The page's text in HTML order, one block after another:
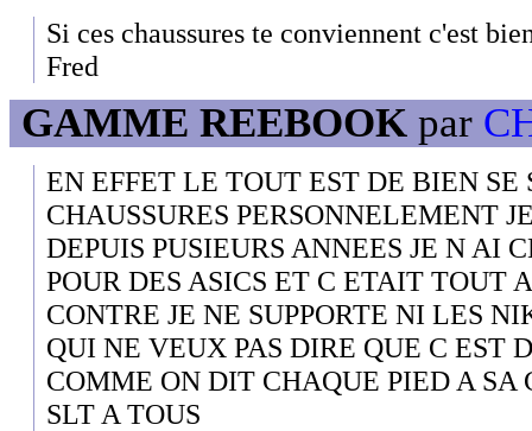
Si ces chaussures te conviennent c'est
Fred
GAMME REEBOOK par
EN EFFET LE TOUT EST DE BIEN SE
CHAUSSURES PERSONNELEMENT
DEPUIS PUSIEURS ANNEES JE N AI
POUR DES ASICS ET C ETAIT TOUT
CONTRE JE NE SUPPORTE NI LES
QUI NE VEUX PAS DIRE QUE C EST
COMME ON DIT CHAQUE PIED A SA
SLT A TOUS